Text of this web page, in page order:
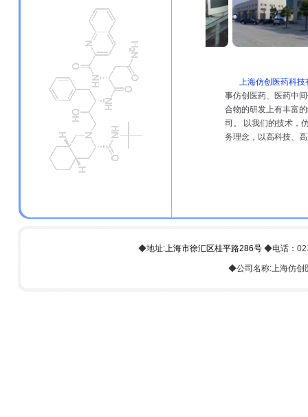
上海仿创医药科技
事仿创医药、医药中
合物的研发上有丰富
司。 以我们的技术，
务理念，以高科技、
◆地址:上海市徐汇区桂平路286号 ◆电话：
◆公司名称:上海仿创